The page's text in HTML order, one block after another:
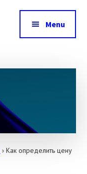
Menu
›Как определить цену